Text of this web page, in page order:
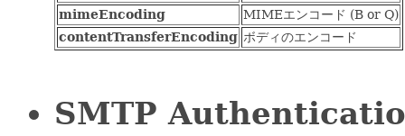
mimeEncoding
MIMEエンコード (B or Q)
contentTransferEncoding ボディのエンコード
SMTP